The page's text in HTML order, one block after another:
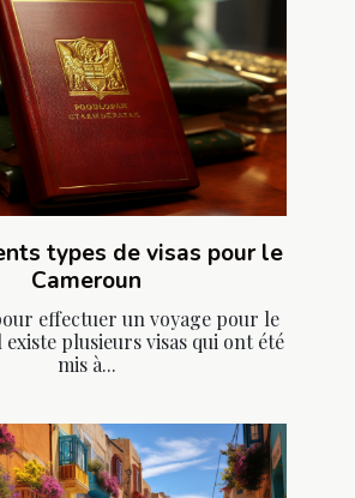
types de visas pour le
Cameroun
effectuer un voyage pour le
plusieurs visas qui ont été
mis à...